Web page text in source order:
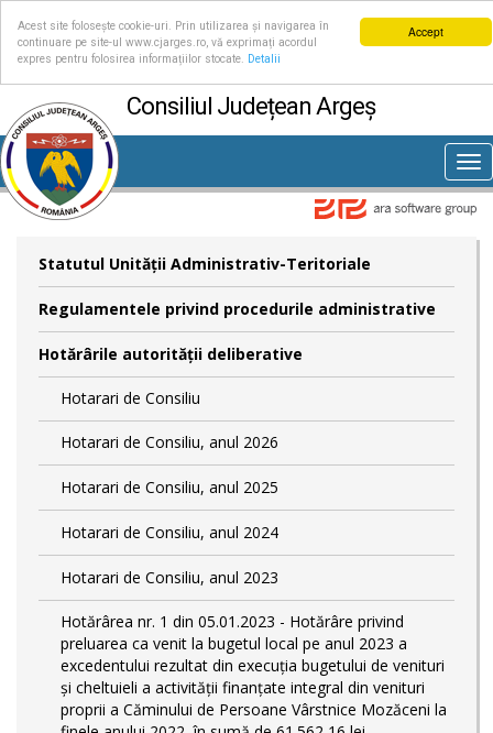
Accept
Acest site folosește cookie-uri. Prin utilizarea și navigarea în
continuare pe site-ul www.cjarges.ro, vă exprimați acordul
expres pentru folosirea informațiilor stocate.
Detalii
Consiliul Județean Argeș
Statutul Unităţii Administrativ-Teritoriale
Regulamentele privind procedurile administrative
Hotărârile autorităţii deliberative
Hotarari de Consiliu
Hotarari de Consiliu, anul 2026
Hotarari de Consiliu, anul 2025
Hotarari de Consiliu, anul 2024
Hotarari de Consiliu, anul 2023
Hotărârea nr. 1 din 05.01.2023 - Hotărâre privind
preluarea ca venit la bugetul local pe anul 2023 a
excedentului rezultat din execuția bugetului de venituri
și cheltuieli a activității finanțate integral din venituri
proprii a Căminului de Persoane Vârstnice Mozăceni la